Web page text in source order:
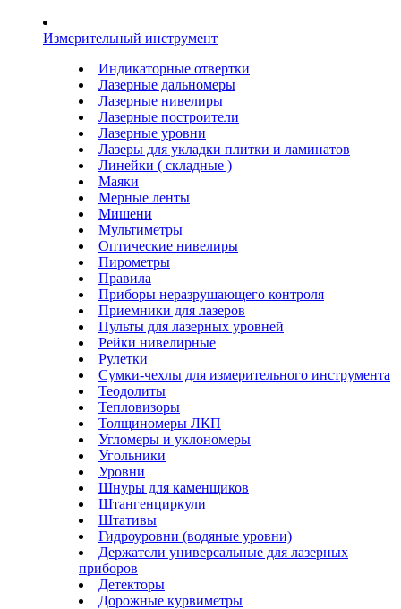
Измерительный инструмент
Индикаторные отвертки
Лазерные дальномеры
Лазерные нивелиры
Лазерные построители
Лазерные уровни
Лазеры для укладки плитки и ламинатов
Линейки ( складные )
Маяки
Мерные ленты
Мишени
Мультиметры
Оптические нивелиры
Пирометры
Правила
Приборы неразрушающего контроля
Приемники для лазеров
Пульты для лазерных уровней
Рейки нивелирные
Рулетки
Сумки-чехлы для измерительного инструмента
Теодолиты
Тепловизоры
Толщиномеры ЛКП
Угломеры и уклономеры
Угольники
Уровни
Шнуры для каменщиков
Штангенциркули
Штативы
Гидроуровни (водяные уровни)
Держатели универсальные для лазерных
приборов
Детекторы
Дорожные курвиметры